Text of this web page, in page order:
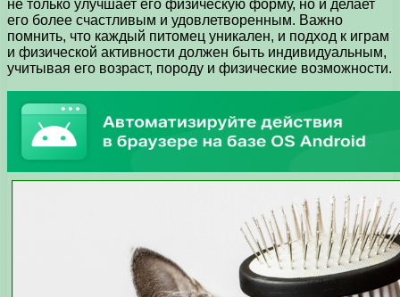
не только улучшает его физическую форму, но и делает
его более счастливым и удовлетворенным. Важно
помнить, что каждый питомец уникален, и подход к играм
и физической активности должен быть индивидуальным,
учитывая его возраст, породу и физические возможности.